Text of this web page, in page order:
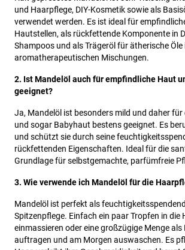
und Haarpflege, DIY-Kosmetik sowie als
verwendet werden. Es ist ideal für
Hautstellen, als rückfettende Komponente in
Shampoos und als Trägeröl für ätherische Öle
aromatherapeutischen Mischungen.
2. Ist Mandelöl auch für empfindliche Haut
geeignet?
Ja, Mandelöl ist besonders mild und daher
und sogar Babyhaut bestens geeignet. Es
und schützt sie durch seine
rückfettenden Eigenschaften. Ideal für die
Grundlage für selbstgemachte, parfümfreie
3. Wie verwende ich Mandelöl für die
Mandelöl ist perfekt als
Spitzenpflege. Einfach ein paar Tropfen in die
einmassieren oder eine großzügige Menge als
auftragen und am Morgen auswaschen. Es